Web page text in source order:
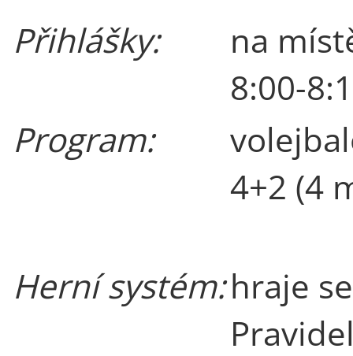
Přihlášky:
na
8:00-
Program:
4+2 (4
Herní systém:hraje